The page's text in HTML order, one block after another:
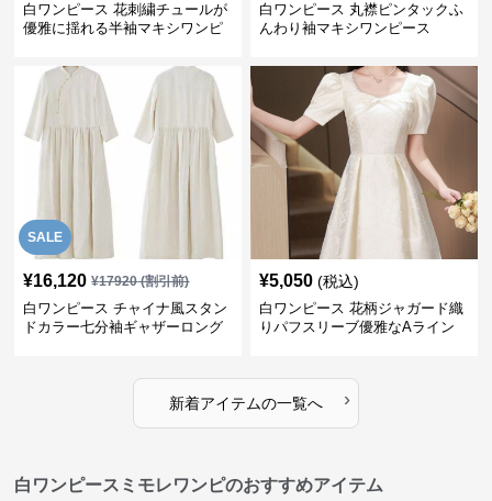
白ワンピース 花刺繍チュールが
優雅に揺れる半袖マキシワンピ
白ワンピース 丸襟ピンタックふ
んわり袖マキシワンピース
SALE
¥16,120 ¥17920(割引前)
白ワンピース チャイナ風スタン
ドカラー七分袖ギャザーロング
¥5,050 (税込)
白ワンピース 花柄ジャガード織
りパフスリーブ優雅なAライン
新着アイテムの一覧へ ›
白ワンピースミモレワンピのおすすめアイテム